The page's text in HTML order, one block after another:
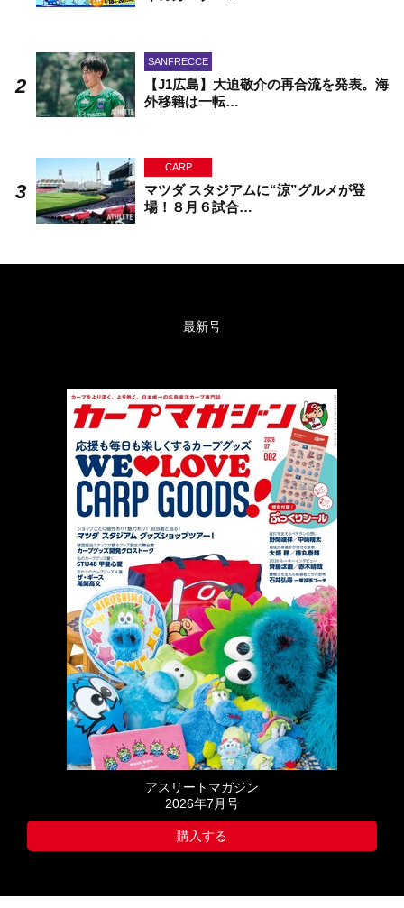
SANFRECCE
【J1広島】大迫敬介の再合流を発表。海
外移籍は一転…
CARP
マツダ スタジアムに“涼”グルメが登
場！８月６試合…
最新号
アスリートマガジン
2026年7月号
購入する